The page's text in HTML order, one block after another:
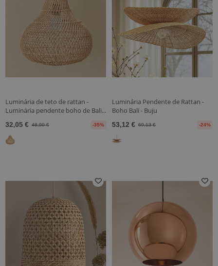
Luminária de teto de rattan -
Luminária pendente boho de Bali...
32,05 € 48,90 € -35%
Luminária Pendente de Rattan -
Boho Bali - Buju
53,12 € 69,13 € -24%